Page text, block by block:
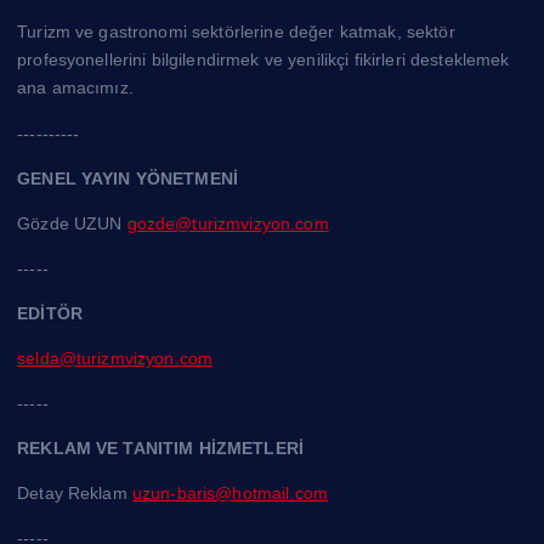
Turizm ve gastronomi sektörlerine değer katmak, sektör
profesyonellerini bilgilendirmek ve yenilikçi fikirleri desteklemek
ana amacımız.
----------
GENEL YAYIN YÖNETMENİ
Gözde UZUN gozde@turizmvizyon.com
-----
EDİTÖR
selda@turizmvizyon.com
-----
REKLAM VE TANITIM HİZMETLERİ
Detay Reklam uzun-baris@hotmail.com
-----